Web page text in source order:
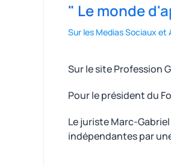
" Le monde
Sur les Medias Sociaux
Sur le site Profession
Pour le président du
Le juriste Marc-
indépendantes par